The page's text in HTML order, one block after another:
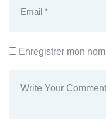
Enregistrer mon